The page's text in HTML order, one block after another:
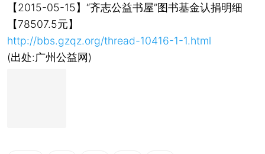
【2015-05-15】“齐志公益书屋”图书基金认捐明细
【78507.5元】
http://bbs.gzqz.org/thread-10416-1-1.html
(出处:广州公益网)